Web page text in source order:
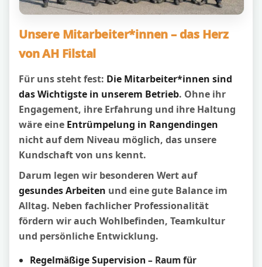
Unsere Mitarbeiter*innen – das Herz
von AH Filstal
Für uns steht fest: Die Mitarbeiter*innen sind
das Wichtigste in unserem Betrieb. Ohne ihr
Engagement, ihre Erfahrung und ihre Haltung
wäre eine Entrümpelung in Rangendingen
nicht auf dem Niveau möglich, das unsere
Kundschaft von uns kennt.
Darum legen wir besonderen Wert auf
gesundes Arbeiten und eine gute Balance im
Alltag. Neben fachlicher Professionalität
fördern wir auch Wohlbefinden, Teamkultur
und persönliche Entwicklung.
Regelmäßige Supervision– Raum für